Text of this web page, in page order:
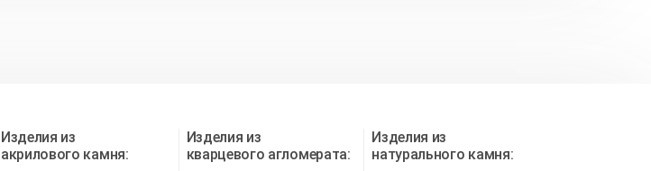
Изделия из
акрилового камня:
Изделия из
кварцевого агломерата:
Изделия из
натурального камня: